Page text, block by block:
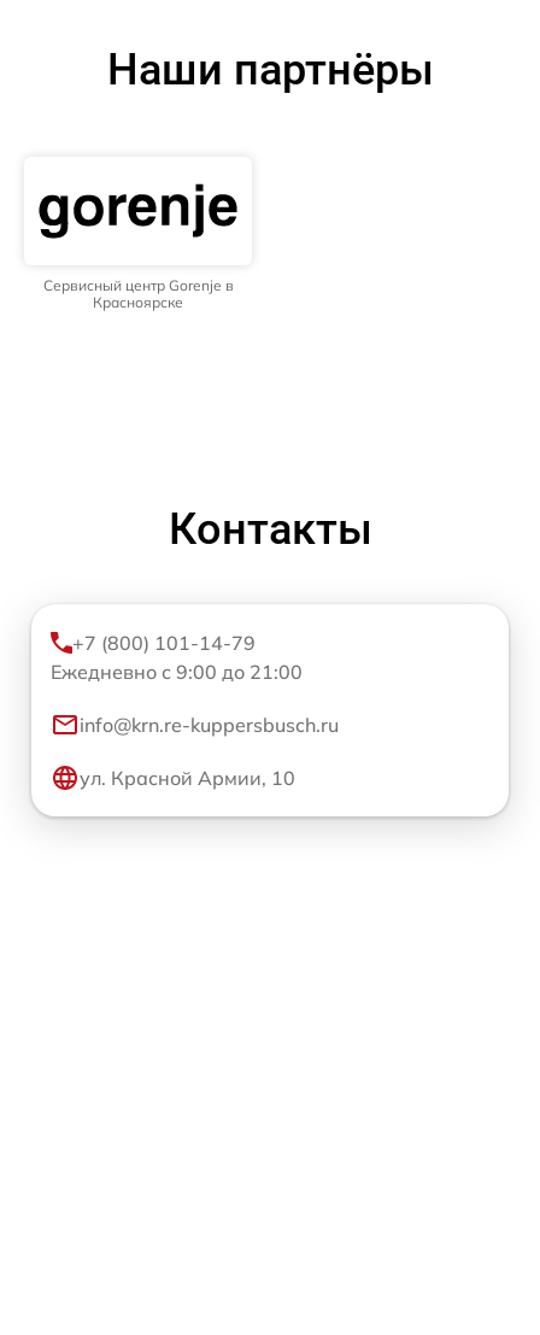
Наши партнёры
Сервисный центр Gorenje в
Красноярске
Контакты
+7 (800) 101-14-79
Ежедневно с 9:00 до 21:00
info@krn.re-kuppersbusch.ru
ул. Красной Армии, 10